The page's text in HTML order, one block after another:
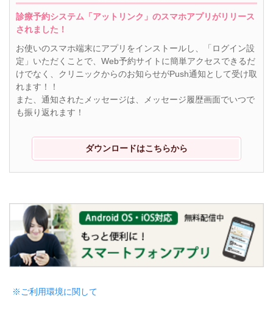
診療予約システム「アットリンク」のスマホアプリがリリース
されました！
お使いのスマホ端末にアプリをインストールし、「ログイン設
定」いただくことで、Web予約サイトに簡単アクセスできるだ
けでなく、クリニックからのお知らせがPush通知として受け取
れます！！
また、通知されたメッセージは、メッセージ履歴画面でいつで
も振り返れます！
ダウンロードはこちらから
※ご利用環境に関して